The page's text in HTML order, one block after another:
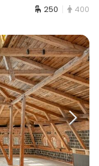
250 400